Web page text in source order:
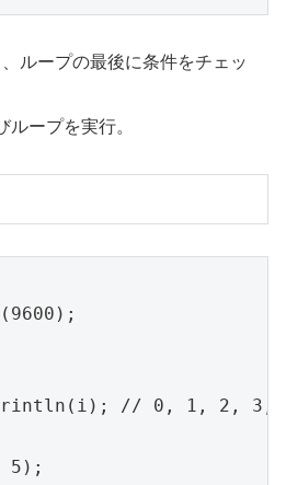
ループの最後に条件をチェッ
ループを実行。
// 0, 1, 2, 3,
5);